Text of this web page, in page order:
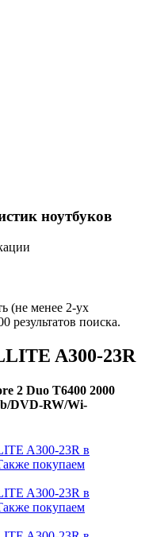
ноутбуков
(не менее 2-ух
результатов поиска.
A300-23R
2 Duo T6400 2000
DVD-RW/Wi-